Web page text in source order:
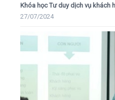
Khóa học Tư duy dịch vụ khách
27/07/2024